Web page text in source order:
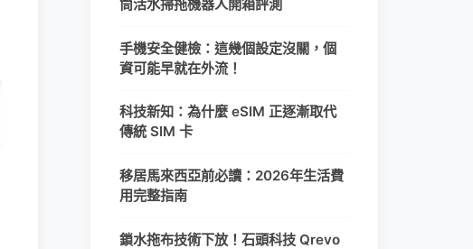
筒活水掃拖機器人開箱評測
手機安全健檢：這幾個設定沒關，個
資可能早就在外流！
科技新知：為什麼 eSIM 正逐漸取代
傳統 SIM 卡
移居馬來西亞前必讀：2026年生活費
用完整指南
鎖水拖布技術下放！石頭科技 Qrevo